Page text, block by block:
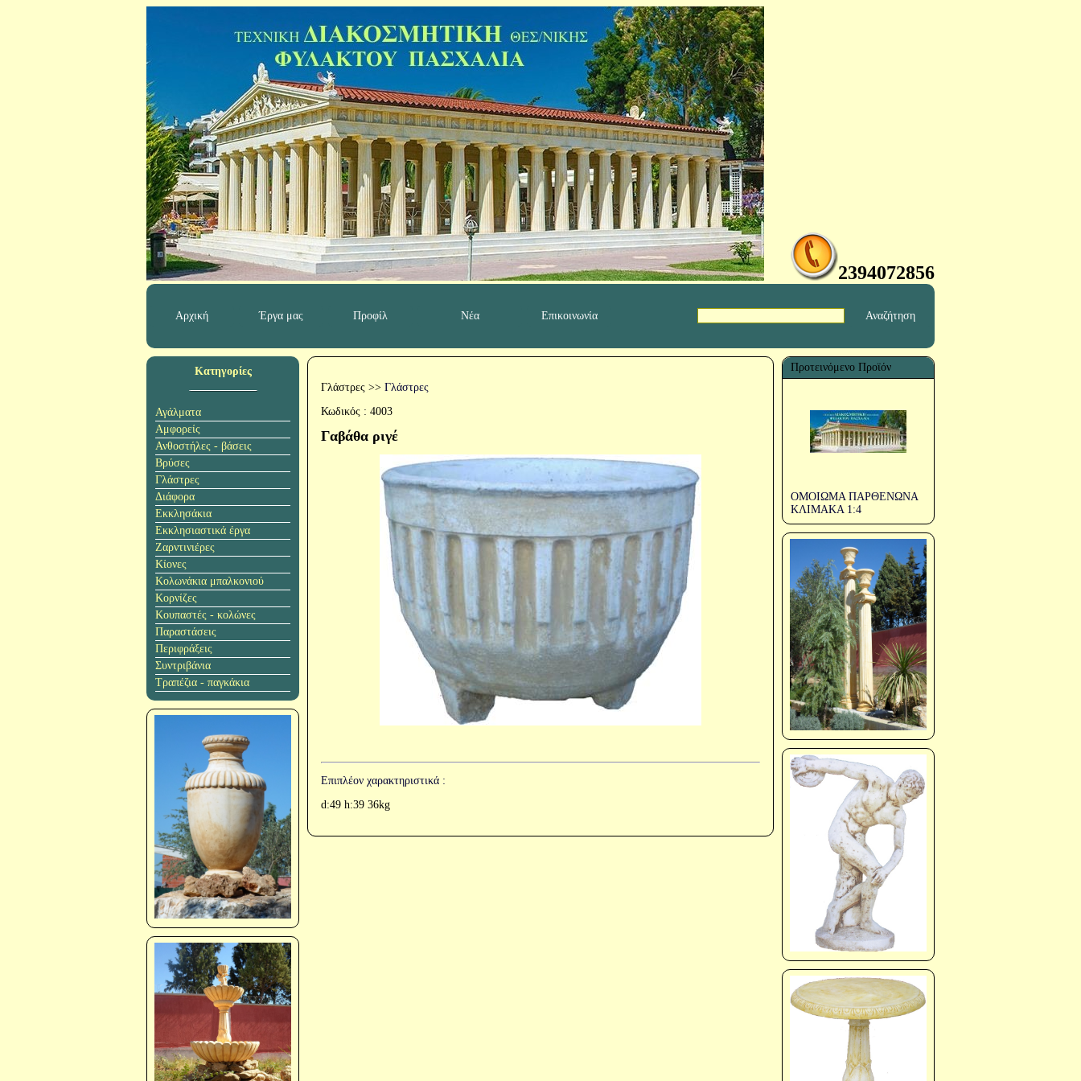
2394072856
Αρχική Έργα μας Προφίλ Νέα Επικοινωνία Αναζήτηση
Κατηγορίες
Αγάλματα
Αμφορείς
Ανθοστήλες - βάσεις
Βρύσες
Γλάστρες
Διάφορα
Εκκλησάκια
Εκκλησιαστικά έργα
Ζαρντινιέρες
Κίονες
Κολωνάκια μπαλκονιού
Κορνίζες
Κουπαστές - κολώνες
Παραστάσεις
Περιφράξεις
Συντριβάνια
Τραπέζια - παγκάκια
Γλάστρες >> Γλάστρες
Κωδικός : 4003
Γαβάθα ριγέ
Επιπλέον χαρακτηριστικά :
d:49 h:39 36kg
Προτεινόμενο Προϊόν
ΟΜΟΙΩΜΑ ΠΑΡΘΕΝΩΝΑ
ΚΛΙΜΑΚΑ 1:4